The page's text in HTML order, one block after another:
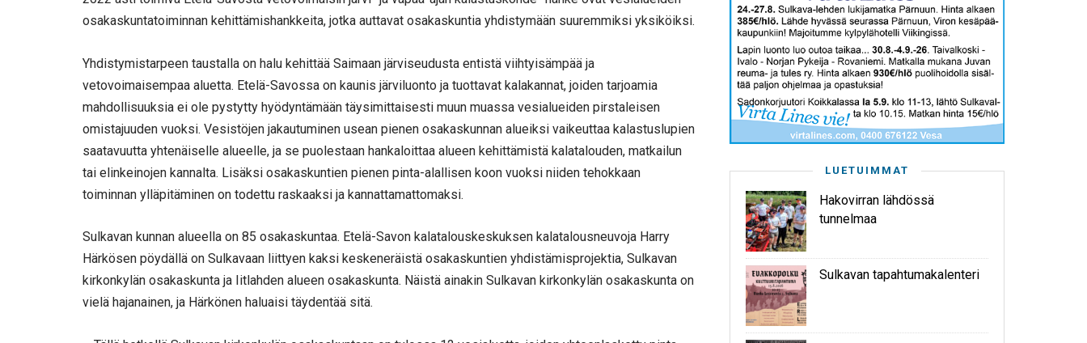
osakaskuntatoiminnan kehittämishankkeita, jotka auttavat osakaskuntia yhdistymään suuremmiksi yksiköiksi.
Yhdistymistarpeen taustalla on halu kehittää Saimaan järviseudusta entistä viihtyisämpää ja
vetovoimaisempaa aluetta. Etelä-Savossa on kaunis järviluonto ja tuottavat kalakannat, joiden tarjoamia
mahdollisuuksia ei ole pystytty hyödyntämään täysimittaisesti muun muassa vesialueiden pirstaleisen
omistajuuden vuoksi. Vesistöjen jakautuminen usean pienen osakaskunnan alueiksi vaikeuttaa kalastuslupien
saatavuutta yhtenäiselle alueelle, ja se puolestaan hankaloittaa alueen kehittämistä kalatalouden, matkailun
tai elinkeinojen kannalta. Lisäksi osakaskuntien pienen pinta-alallisen koon vuoksi niiden tehokkaan
toiminnan ylläpitäminen on todettu raskaaksi ja kannattamattomaksi.
Sulkavan kunnan alueella on 85 osakaskuntaa. Etelä-Savon kalatalouskeskuksen kalatalousneuvoja Harry
Härkösen pöydällä on Sulkavaan liittyen kaksi keskeneräistä osakaskuntien yhdistämisprojektia, Sulkavan
kirkonkylän osakaskunta ja Iitlahden alueen osakaskunta. Näistä ainakin Sulkavan kirkonkylän osakaskunta on
vielä hajanainen, ja Härkönen haluaisi täydentää sitä.
LUETUIMMAT
Hakovirran lähdössä
tunnelmaa
Sulkavan tapahtumakalenteri